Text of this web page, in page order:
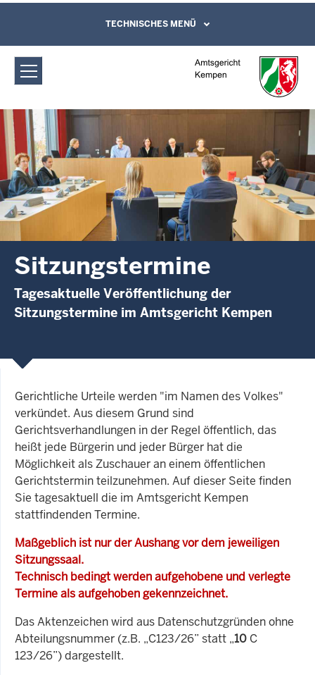
Amtsgericht Kempen: Sitzungstermine
Direkt zum Inhalt
Leichte Sprache, Gebärdensprachenvideo
und Kontaktformular
TECHNISCHES MENÜ
Sitzungstermine
Tagesaktuelle Veröffentlichung der
Sitzungstermine im Amtsgericht Kempen
Gerichtliche Urteile werden "im Namen des Volkes"
verkündet. Aus diesem Grund sind
Gerichtsverhandlungen in der Regel öffentlich, das
heißt jede Bürgerin und jeder Bürger hat die
Möglichkeit als Zuschauer an einem öffentlichen
Gerichtstermin teilzunehmen. Auf dieser Seite finden
Sie tagesaktuell die im Amtsgericht Kempen
stattfindenden Termine.
Maßgeblich ist nur der Aushang vor dem jeweiligen
Sitzungssaal.
Technisch bedingt werden aufgehobene und verlegte
Termine als aufgehoben gekennzeichnet.
Das Aktenzeichen wird aus Datenschutzgründen ohne
Abteilungsnummer (z.B. „C123/26” statt „10 C
123/26”) dargestellt.